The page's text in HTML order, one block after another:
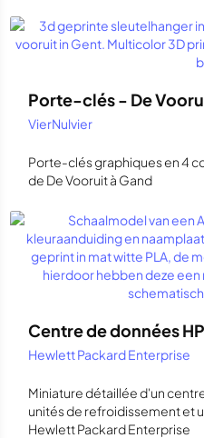
Porte-clés - De
VierNulvier
Porte-clés graphiques en 4
de De Vooruit à Gand
Centre de données
Hewlett Packard Enterprise
Miniature détaillée d'un
unités de refroidissement et
Hewlett Packard Enterprise